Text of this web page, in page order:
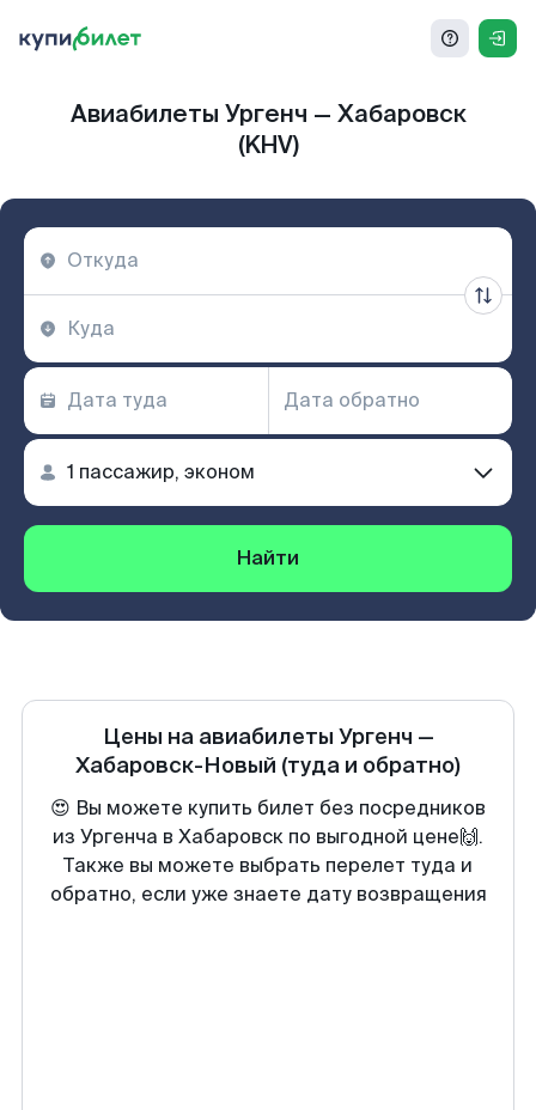
Авиабилеты Ургенч — Хабаровск
(KHV)
Найти
Цены на авиабилеты Ургенч —
Хабаровск-Новый (туда и обратно)
😍 Вы можете купить билет без посредников
из Ургенча в Хабаровск по выгодной цене🙌.
Также вы можете выбрать перелет туда и
обратно, если уже знаете дату возвращения